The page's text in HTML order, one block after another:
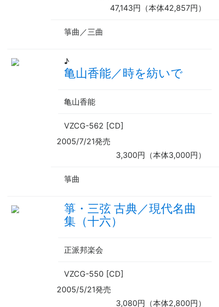
47,143円（本体42,857円）
箏曲／三曲
♪
亀山香能／時を紡いで
亀山香能
VZCG-562 [CD]
2005/7/21発売
3,300円（本体3,000円）
箏曲
箏・三弦 古典／現代名曲
集（十六）
正派邦楽会
VZCG-550 [CD]
2005/5/21発売
3,080円（本体2,800円）